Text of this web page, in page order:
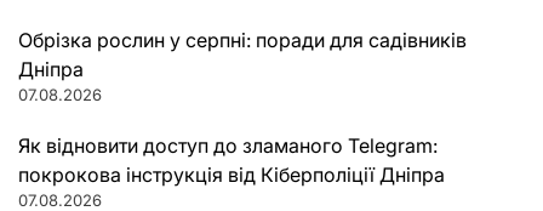
Обрізка рослин у серпні: поради для садівників
Дніпра
07.08.2026
Як відновити доступ до зламаного Telegram:
покрокова інструкція від Кіберполіції Дніпра
07.08.2026